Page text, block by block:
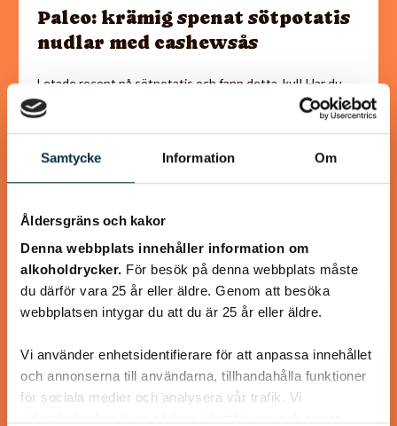
Samtycke Information Om
Åldersgräns och kakor
Denna webbplats innehåller information om
alkoholdrycker. För besök på denna webbplats måste
du därför vara 25 år eller äldre. Genom att besöka
webbplatsen intygar du att du är 25 år eller äldre.
Vi använder enhetsidentifierare för att anpassa innehållet
och annonserna till användarna, tillhandahålla funktioner
för sociala medier och analysera vår trafik. Vi
Paleo: krämig spenat sötpotatis
nudlar med cashewsås
Letade recept på sötpotatis och fann detta, kul! Har du
ingen spiralizer så skär strimlor med potatisskalaren. Det
blir mer sås än vad som…
@wallance